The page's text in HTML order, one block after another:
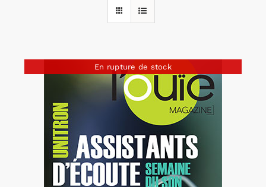
Annonces emploi
En rupture de stock